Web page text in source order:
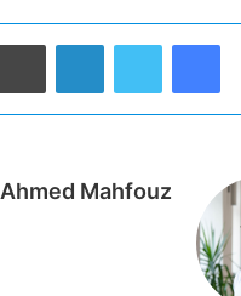
فيسبوك لينكدإن
Ahmed Mahfouz